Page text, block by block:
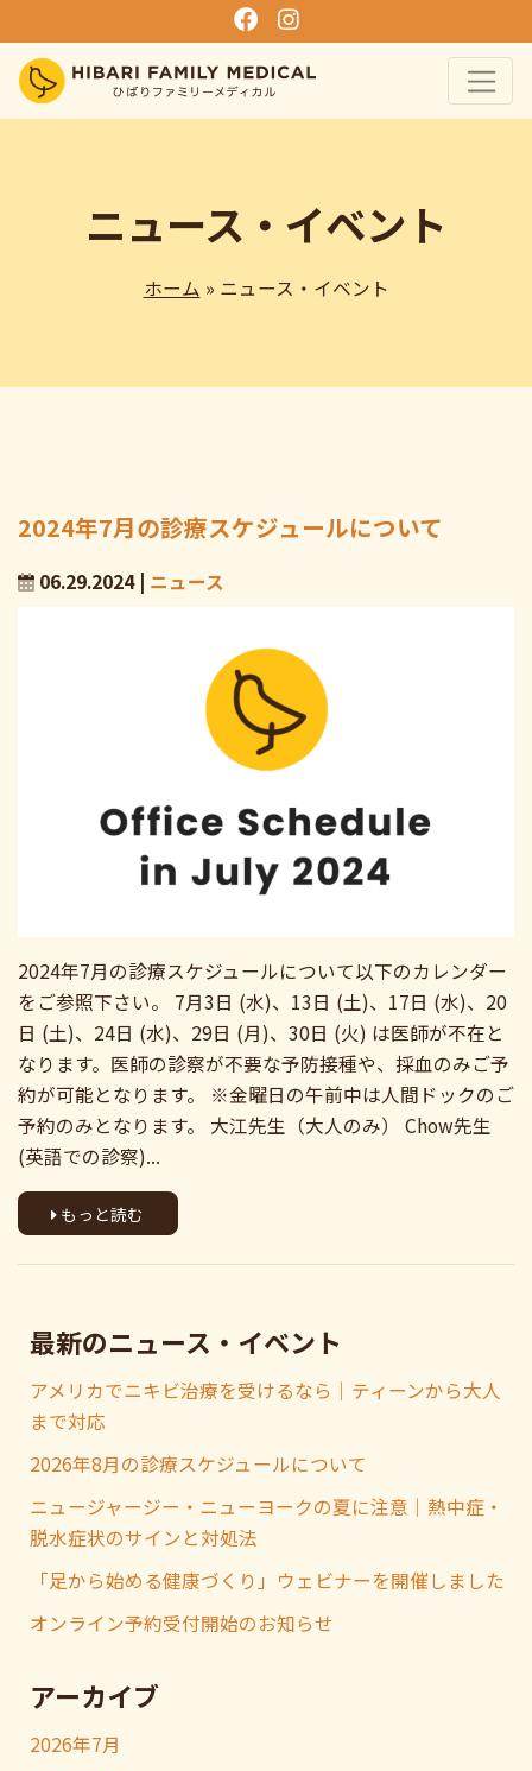
ニュース・イベント
ホーム » ニュース・イベント
2024年7月の診療スケジュールについて
06.29.2024 | ニュース
2024年7月の診療スケジュールについて以下のカレンダー
をご参照下さい。 7月3日 (水)、13日 (土)、17日 (水)、20
日 (土)、24日 (水)、29日 (月)、30日 (火) は医師が不在と
なります。医師の診察が不要な予防接種や、採血のみご予
約が可能となります。 ※金曜日の午前中は人間ドックのご
予約のみとなります。 大江先生（大人のみ） Chow先生
(英語での診察)...
もっと読む
最新のニュース・イベント
アメリカでニキビ治療を受けるなら｜ティーンから大人
まで対応
2026年8月の診療スケジュールについて
ニュージャージー・ニューヨークの夏に注意｜熱中症・
脱水症状のサインと対処法
「足から始める健康づくり」ウェビナーを開催しました
オンライン予約受付開始のお知らせ
アーカイブ
2026年7月